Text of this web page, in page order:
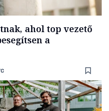
ahol top vezető
a